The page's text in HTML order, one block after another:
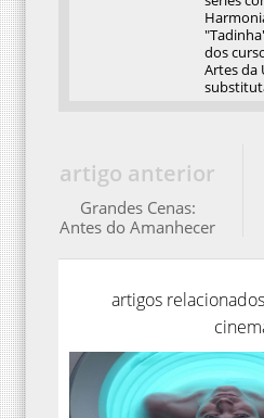
dos
Artes da
artigo anterior
Grandes Cenas:
Antes do Amanhecer
artigos